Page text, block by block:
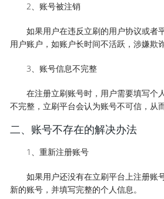
2、账号被注销
如果用户在违反立刷的用户协议或者
用户账户，如账户长时间不活跃，涉嫌欺诈
3、账号信息不完整
在注册立刷账号时，用户需要填写个
不完整，立刷平台会认为账号不可信，从
二、账号不存在的解决办法
1、重新注册账号
如果用户还没有在立刷平台上注册账
新的账号，并填写完整的个人信息。